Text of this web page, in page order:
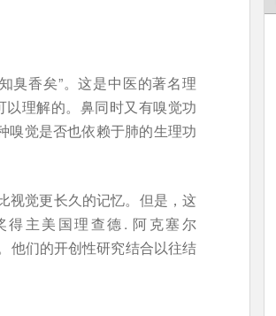
臭香矣”。这是中医的著名理
理解的。鼻同时又有嗅觉功
嗅觉是否也依赖于肺的生理功
视觉更长久的记忆。但是，这
得主美国理查德. 阿克塞尔
他们的开创性研究结合以往结